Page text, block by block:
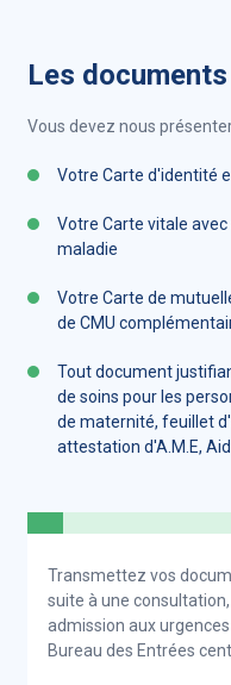
Les
Vous devez nous
Votre Carte d'identité
Votre Carte vitale
maladie
Votre Carte de
de CMU
Tout document
de soins pour les
de maternité, feuillet
attestation d'A.M.E,
Transmettez vos
suite à une
admission aux
Bureau des Entrées